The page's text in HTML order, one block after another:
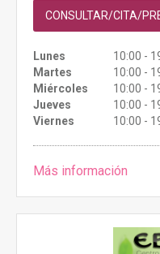
CONSULTAR/CITA/
Lunes
10:00 -
Martes
10:00 -
Miércoles
10:00 -
Jueves
10:00 -
Viernes
10:00 -
Más información